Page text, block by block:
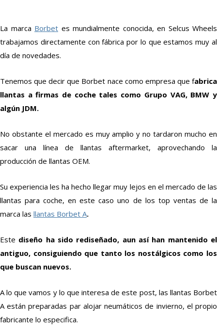
La marca Borbet es mundialmente conocida, en Selcus Wheels
trabajamos directamente con fábrica por lo que estamos muy al
día de novedades.
Tenemos que decir que Borbet nace como empresa que fabrica
llantas a firmas de coche tales como Grupo VAG, BMW y
algún JDM.
No obstante el mercado es muy amplio y no tardaron mucho en
sacar una línea de llantas aftermarket, aprovechando la
producción de llantas OEM.
Su experiencia les ha hecho llegar muy lejos en el mercado de las
llantas para coche, en este caso uno de los top ventas de la
marca las llantas Borbet A.
Este diseño ha sido rediseñado, aun así han mantenido el
antiguo, consiguiendo que tanto los nostálgicos como los
que buscan nuevos.
A lo que vamos y lo que interesa de este post, las llantas Borbet
A están preparadas par alojar neumáticos de invierno, el propio
fabricante lo especifica.